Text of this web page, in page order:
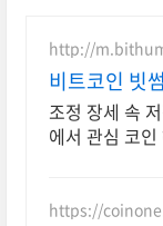
http://
비트코인 빗
시 5만원 혜택
조정 장세 속
에서 관심 코인
https://